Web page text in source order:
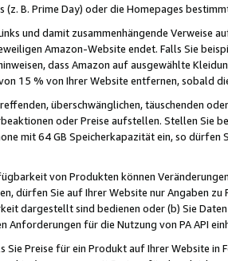
(z. B. Prime Day) oder die Homepages
und damit zusammenhängende
Amazon-Website endet. Falls Sie
dass Amazon auf ausgewählte
15 % von Ihrer Website entfernen, sobald
überschwänglichen, täuschenden
oder Preise aufstellen. Stellen Sie
mit 64 GB Speicherkapazität ein, so dürfen
von Produkten können
dürfen Sie auf Ihrer Website nur Angaben
dargestellt sind bedienen oder (b) Sie
Anforderungen für die Nutzung von PA API
Sie Preise für ein Produkt auf Ihrer Website